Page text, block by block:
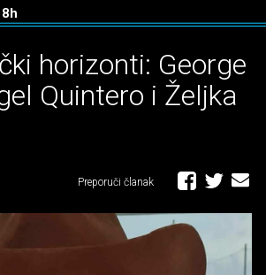
horizonti: George
Quintero i Željka
Preporuči članak